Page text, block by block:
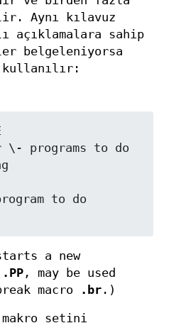
Aynı kılavuz
açıklamalara sahip
belgeleniyorsa
kullanılır:
\- programs to do
to do
a new
.PP , may be used
macro
.br .)
makro setini